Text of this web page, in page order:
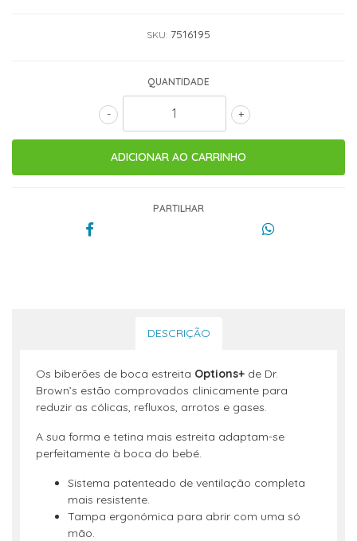
SKU: 7516195
QUANTIDADE
+
-
PARTILHAR
DESCRIÇÃO
Os biberões de boca estreita Options+ de Dr.
Brown’s estão comprovados clinicamente para
reduzir as cólicas, refluxos, arrotos e gases.
A sua forma e tetina mais estreita adaptam-se
perfeitamente à boca do bebé.
Sistema patenteado de ventilação completa
mais resistente.
Tampa ergonómica para abrir com uma só
mão.